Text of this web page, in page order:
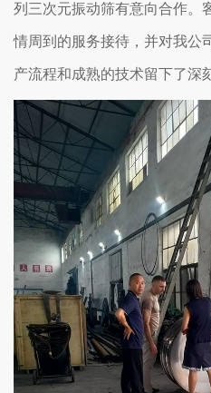
列三次元振动筛有意向合作。
情周到的服务接待，并对我公
产流程和成熟的技术留下了深